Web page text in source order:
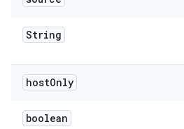
String
hostOnly
boolean